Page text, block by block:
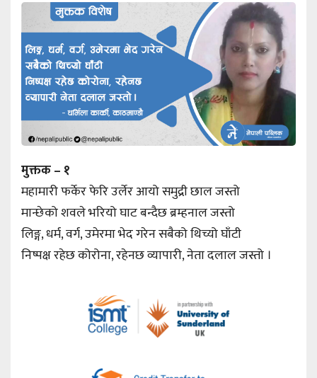
मुक्तक – १
महामारी फर्केर फेरि उर्लेर आयो समुद्री छाल जस्तो
मान्छेको शवले भरियो घाट बन्दैछ ब्रम्हनाल जस्तो
लिङ्ग, धर्म, वर्ग, उमेरमा भेद गरेन सबैको थिच्यो घाँटी
निष्पक्ष रहेछ कोरोना, रहेनछ व्यापारी, नेता दलाल जस्तो ।